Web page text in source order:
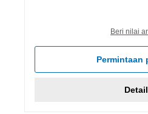
Beri nilai
Permintaan
Detail